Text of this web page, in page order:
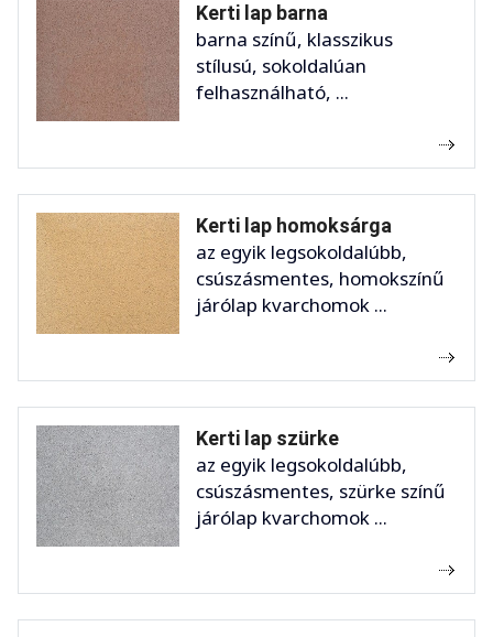
Kerti lap barna
barna színű, klasszikus
stílusú, sokoldalúan
felhasználható, ...
Kerti lap homoksárga
az egyik legsokoldalúbb,
csúszásmentes, homokszínű
járólap kvarchomok ...
Kerti lap szürke
az egyik legsokoldalúbb,
csúszásmentes, szürke színű
járólap kvarchomok ...